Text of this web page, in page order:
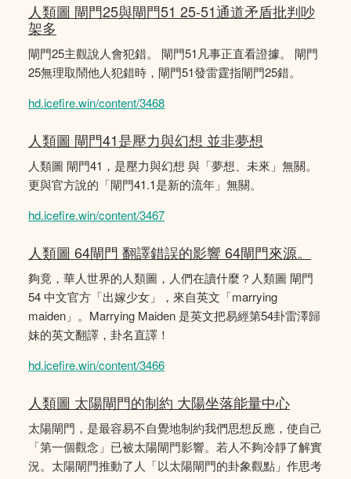
人類圖 閘門25與閘門51 25-51通道矛盾批判吵
架多
閘門25主觀說人會犯錯。 閘門51凡事正直看證據。 閘門
25無理取鬧他人犯錯時，閘門51發雷霆指閘門25錯。
hd.icefire.win/content/3468
人類圖 閘門41是壓力與幻想 並非夢想
人類圖 閘門41，是壓力與幻想 與「夢想、未來」無關。
更與官方說的「閘門41.1是新的流年」無關。
hd.icefire.win/content/3467
人類圖 64閘門 翻譯錯誤的影響 64閘門來源。
夠竟，華人世界的人類圖，人們在讀什麼？人類圖 閘門
54 中文官方「出嫁少女」，來自英文「marrying
maiden」。Marrying Maiden 是英文把易經第54卦雷澤歸
妹的英文翻譯，卦名直譯！
hd.icefire.win/content/3466
人類圖 太陽閘門的制約 大陽坐落能量中心
太陽閘門，是最容易不自覺地制約我們思想反應，使自己
「第一個觀念」已被太陽閘門影響。若人不夠冷靜了解實
況。太陽閘門推動了人「以太陽閘門的卦象觀點」作思考